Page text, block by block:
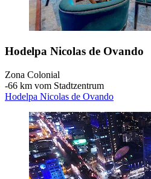
Hodelpa Nicolas de Ovando
Zona Colonial
‐66 km vom Stadtzentrum
Hodelpa Nicolas de Ovando